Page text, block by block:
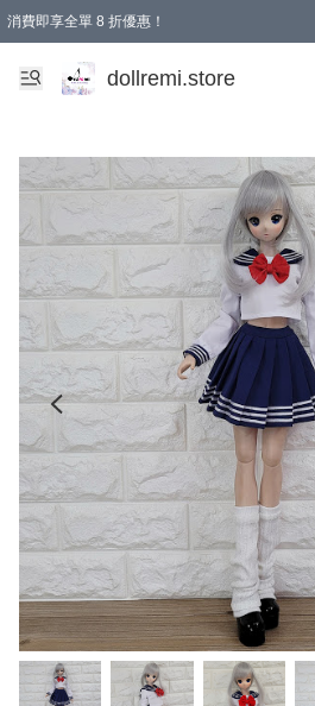
消費即享全單 8 折優惠！
購物滿 HKD 1500.00即享免運費優惠！（適用
dollremi.store